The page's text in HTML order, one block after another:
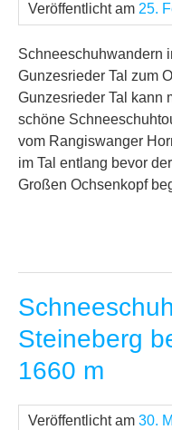
Veröffentlicht am 25.
Schneeschuhwandern
Gunzesrieder Tal zum
Gunzesrieder Tal kann
schöne
vom Rangiswanger
im Tal entlang bevor
Großen Ochsenkopf
Steineberg
1660 m
Veröffentlicht am 30.